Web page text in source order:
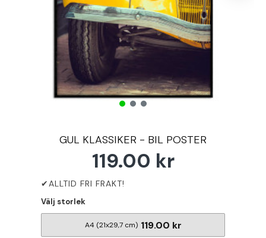
GUL KLASSIKER - BIL POSTER
119.00 kr
Välj storlek
A4 (21x29,7 cm) 119.00 kr